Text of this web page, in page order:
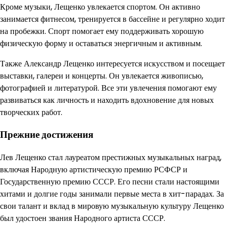
Кроме музыки, Лещенко увлекается спортом. Он активно
занимается фитнесом, тренируется в бассейне и регулярно ходит
на пробежки. Спорт помогает ему поддерживать хорошую
физическую форму и оставаться энергичным и активным.
Также Александр Лещенко интересуется искусством и посещает
выставки, галереи и концерты. Он увлекается живописью,
фотографией и литературой. Все эти увлечения помогают ему
развиваться как личность и находить вдохновение для новых
творческих работ.
Прежние достижения
Лев Лещенко стал лауреатом престижных музыкальных наград,
включая Народную артистическую премию РСФСР и
Государственную премию СССР. Его песни стали настоящими
хитами и долгие годы занимали первые места в хит-парадах. За
свои талант и вклад в мировую музыкальную культуру Лещенко
был удостоен звания Народного артиста СССР.